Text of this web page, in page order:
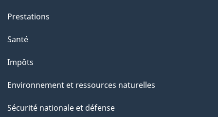
g
e
Prestations
Santé
Impôts
Environnement et ressources naturelles
Sécurité nationale et défense